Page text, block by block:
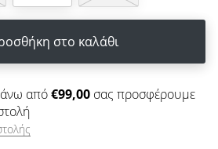
στο καλάθι
από€99,00 σας προσφέρουμε